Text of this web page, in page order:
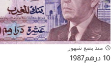
منذ بضع شهور
10 درهم1987